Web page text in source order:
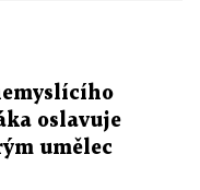
oslavuje
umělec